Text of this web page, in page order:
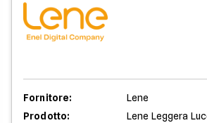
Fornitore:
Lene
Prodotto:
Lene Leggera